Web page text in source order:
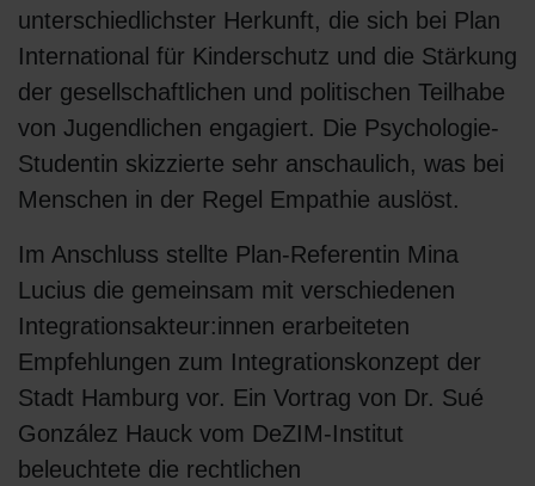
unterschiedlichster Herkunft, die sich bei Plan
International für Kinderschutz und die Stärkung
der gesellschaftlichen und politischen Teilhabe
von Jugendlichen engagiert. Die Psychologie-
Studentin skizzierte sehr anschaulich, was bei
Menschen in der Regel Empathie auslöst.
Im Anschluss stellte Plan-Referentin Mina
Lucius die gemeinsam mit verschiedenen
Integrationsakteur:innen erarbeiteten
Empfehlungen zum Integrationskonzept der
Stadt Hamburg vor. Ein Vortrag von Dr. Sué
González Hauck vom DeZIM-Institut
beleuchtete die rechtlichen